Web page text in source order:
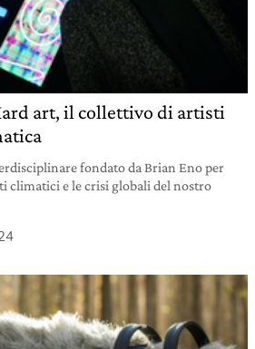
art, il collettivo di artisti
fondato da Brian Eno per
climatici e le crisi globali del nostro